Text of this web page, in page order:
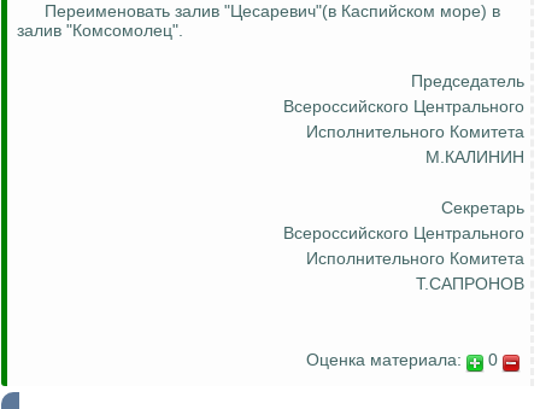
Переименовать залив "Цесаревич"(в Каспийском море) в
залив "Комсомолец".
Председатель
Всероссийского Центрального
Исполнительного Комитета
М.КАЛИНИН
Секретарь
Всероссийского Центрального
Исполнительного Комитета
Т.САПРОНОВ
Оценка материала: 0